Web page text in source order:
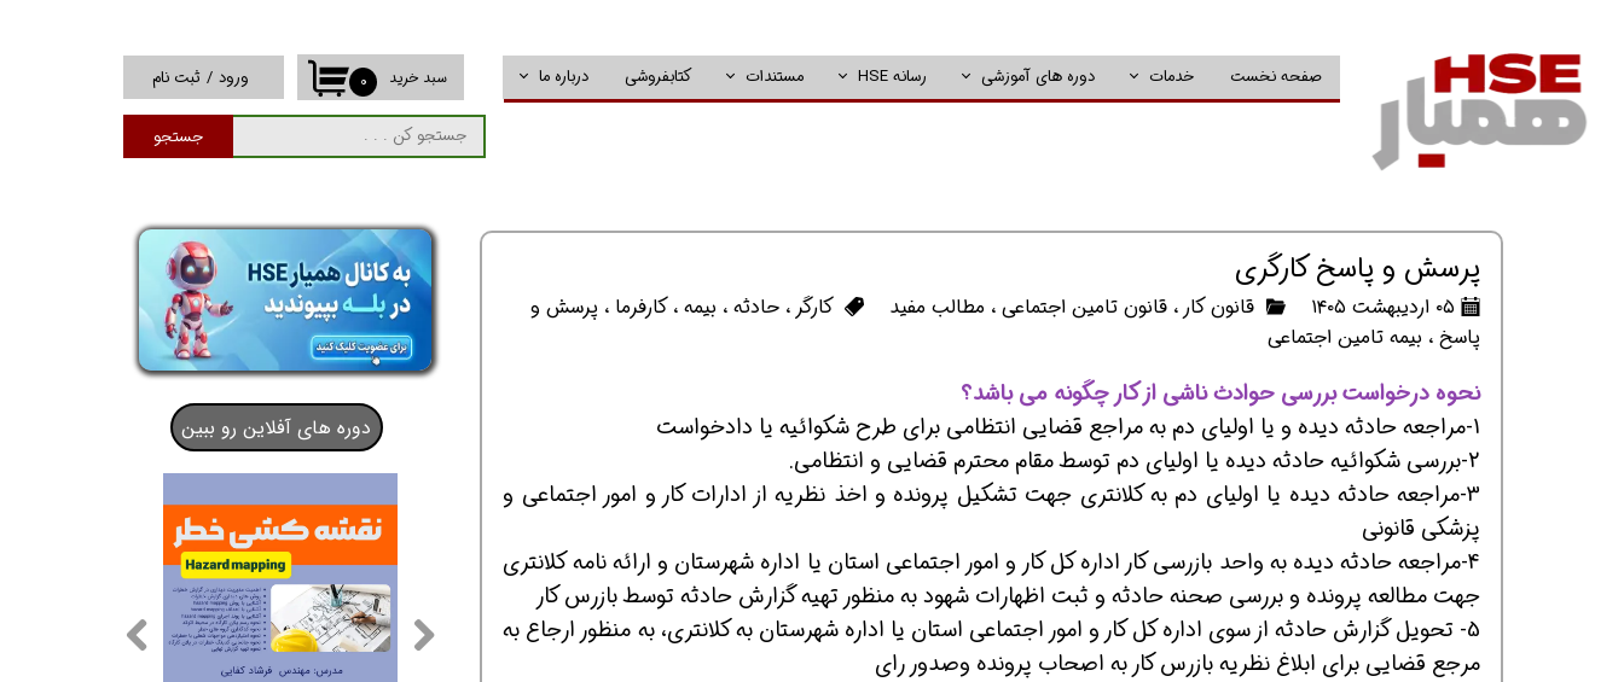
صفحه نخست خدمات دوره های آموزشی رسانه HSE
پادکست Safety Cast
مستندات کتابفروشی درباره ما
جستجو
۰ سبد خرید ورود / ثبت نام
حساب کاربری من
تغییر گذر واژه
خروج از حساب
کاربری
پرسش و پاسخ کارگری
۰۵ اردیبهشت ۱۴۰۵ قانون کار ، قانون تامین اجتماعی، مطالب مفید کارگر ، حادثه، بیمه، کارفرما ، پرسش و
پاسخ، بیمه تامین اجتماعی
نحوه درخواست بررسی حوادث ناشی از کار چگونه می باشد؟
1-مراجعه حادثه دیده و یا اولیای دم به مراجع قضایی انتظامی برای طرح شکوائیه یا دادخواست
2-بررسی شکوائیه حادثه دیده یا اولیای دم توسط مقام محترم قضایی و انتظامی.
3-مراجعه حادثه دیده یا اولیای دم به کلانتری جهت تشکیل پرونده و اخذ نظریه از ادارات کار و امور اجتماعی و
پزشکی قانونی
4-مراجعه حادثه دیده به واحد بازرسی کار اداره کل کار و امور اجتماعی استان یا اداره شهرستان و ارائه نامه کلانتری
جهت مطالعه پرونده و بررسی صحنه حادثه و ثبت اظهارات شهود به منظور تهیه گزارش حادثه توسط بازرس کار
5- تحویل گزارش حادثه از سوی اداره کل کار و امور اجتماعی استان یا اداره شهرستان به کلانتری، به منظور ارجاع به
مرجع قضایی برای ابلاغ نظریه بازرس کار به اصحاب پرونده وصدور رای
دوره های آفلاین رو ببین